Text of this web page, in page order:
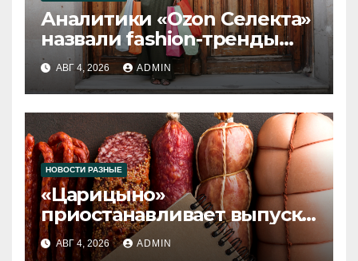
Аналитики «Ozon Селекта»
назвали fashion-тренды
2026 года
АВГ 4, 2026 ADMIN
НОВОСТИ РАЗНЫЕ
«Царицыно»
приостанавливает выпуск
продукции
АВГ 4, 2026 ADMIN